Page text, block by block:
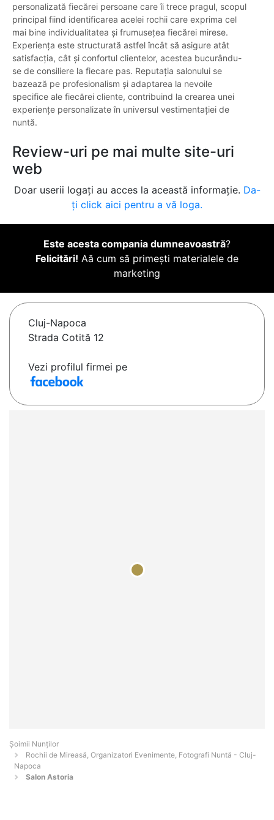
personalizată fiecărei persoane care îi trece pragul, scopul
principal fiind identificarea acelei rochii care exprima cel
mai bine individualitatea și frumusețea fiecărei mirese.
Experiența este structurată astfel încât să asigure atât
satisfacția, cât și confortul clientelor, acestea bucurându-
se de consiliere la fiecare pas. Reputația salonului se
bazează pe profesionalism și adaptarea la nevoile
specifice ale fiecărei cliente, contribuind la crearea unei
experiențe personalizate în universul vestimentației de
nuntă.
Review-uri pe mai multe site-uri
web
Doar userii logați au acces la această informație. Da-
ți click aici pentru a vă loga.
Este acesta compania dumneavoastră?
Felicitări! Aă cum să primești materialele de
marketing
Cluj-Napoca
Strada Cotită 12
Vezi profilul firmei pe
Șoimii Nunților
Rochii de Mireasă, Organizatori Evenimente, Fotografi Nuntă - Cluj-
Napoca
Salon Astoria